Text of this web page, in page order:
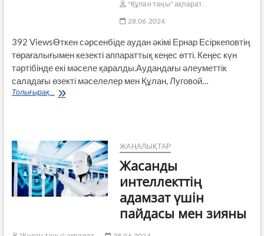
"Құлан таңы" ақпарат.
28.06.2024
392 ViewsӨткен сәрсенбіде аудан әкімі Ернар Есіркеповтің
төрағалығымен кезекті аппараттық кеңес өтті. Кеңес күн
тәртібінде екі мәселе қаралды.Аудандағы әлеуметтік
саладағы өзекті мәселелер мен Құлан, Луговой…
Толығырақ...
Кезекті
ЖАҢАЛЫҚТАР
Жасанды
интеллекттің
адамзат үшін
пайдасы мен зияны